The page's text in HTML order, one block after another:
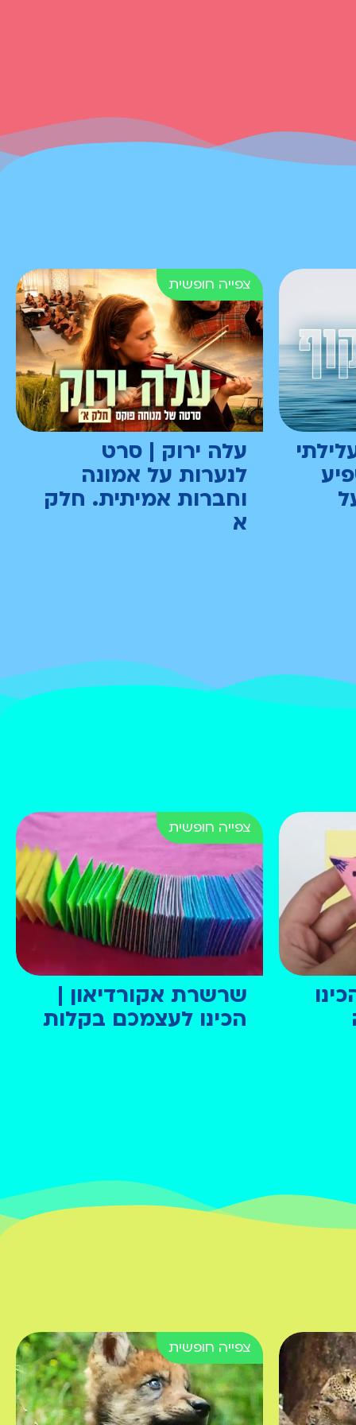
מוכן לקבל סוכריות
בשביל לומר פסוקים?
גדולה ומצווה קטנה
האם יוסף יוכל לעזור
בפתיחת החנות ומה אמר
לו רבי יהודה הנשיא?
בית אבותינו | ראש וועד
הכיתה
פרק 7. איך הגיב יוסף
כששלום נבחר לראש
וועד הכיתה?
עלה ירוק | סרט
לנערות על אמונה
וחברות אמיתית. חלק
א
שרשרת אקורדיאון |
הכינו לעצמכם בקלות